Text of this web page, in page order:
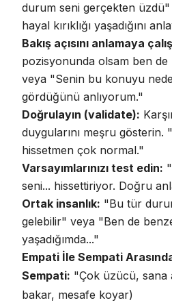
durum seni gerçekten
hayal kırıklığı yaşadığını
Bakış açısını anlamaya
pozisyonunda olsam ben
veya "Senin bu konuyu
gördüğünü anlıyorum."
Doğrulayın (validate):
duygularını meşru
hissetmen çok normal."
Varsayımlarınızı test edin:
seni... hissettiriyor. Doğru
Ortak insanlık: "Bu tür
gelebilir" veya "Ben de
yaşadığımda..."
Empati İle Sempati
Sempati: "Çok üzücü, sana
bakar, mesafe koyar)